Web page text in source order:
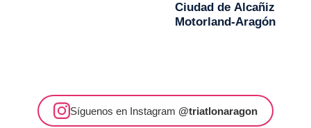
Ciudad de Alcañiz
Motorland-Aragón
Síguenos en Instagram @triatlonaragon